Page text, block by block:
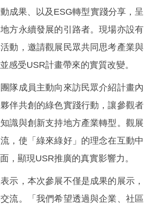
成果、以及ESG轉型實踐分享，呈
方永續發展的引路者。現場亦設有
動，邀請觀展民眾共同思考產業與
感受USR計畫帶來的實質改變。
成員主動向來訪民眾介紹計畫內
伴共創的綠色實踐行動，讓參觀者
識與創新支持地方產業轉型。觀展
，使「綠來綠好」的理念在互動中
，顯現USR推廣的真實影響力。
，本次參展不僅是成果的展示，
流。「我們希望透過與企業、社區